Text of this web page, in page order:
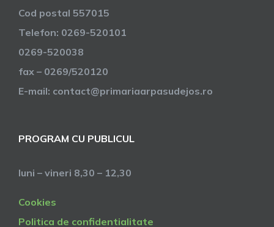
Cod postal 557015
Telefon: 0269-520101
0269-520038
fax – 0269/520120
E-mail: contact@primariaarpasudejos.ro
PROGRAM CU PUBLICUL
luni – vineri 8,30 – 12,30
Cookies
Politica de confidentialitate